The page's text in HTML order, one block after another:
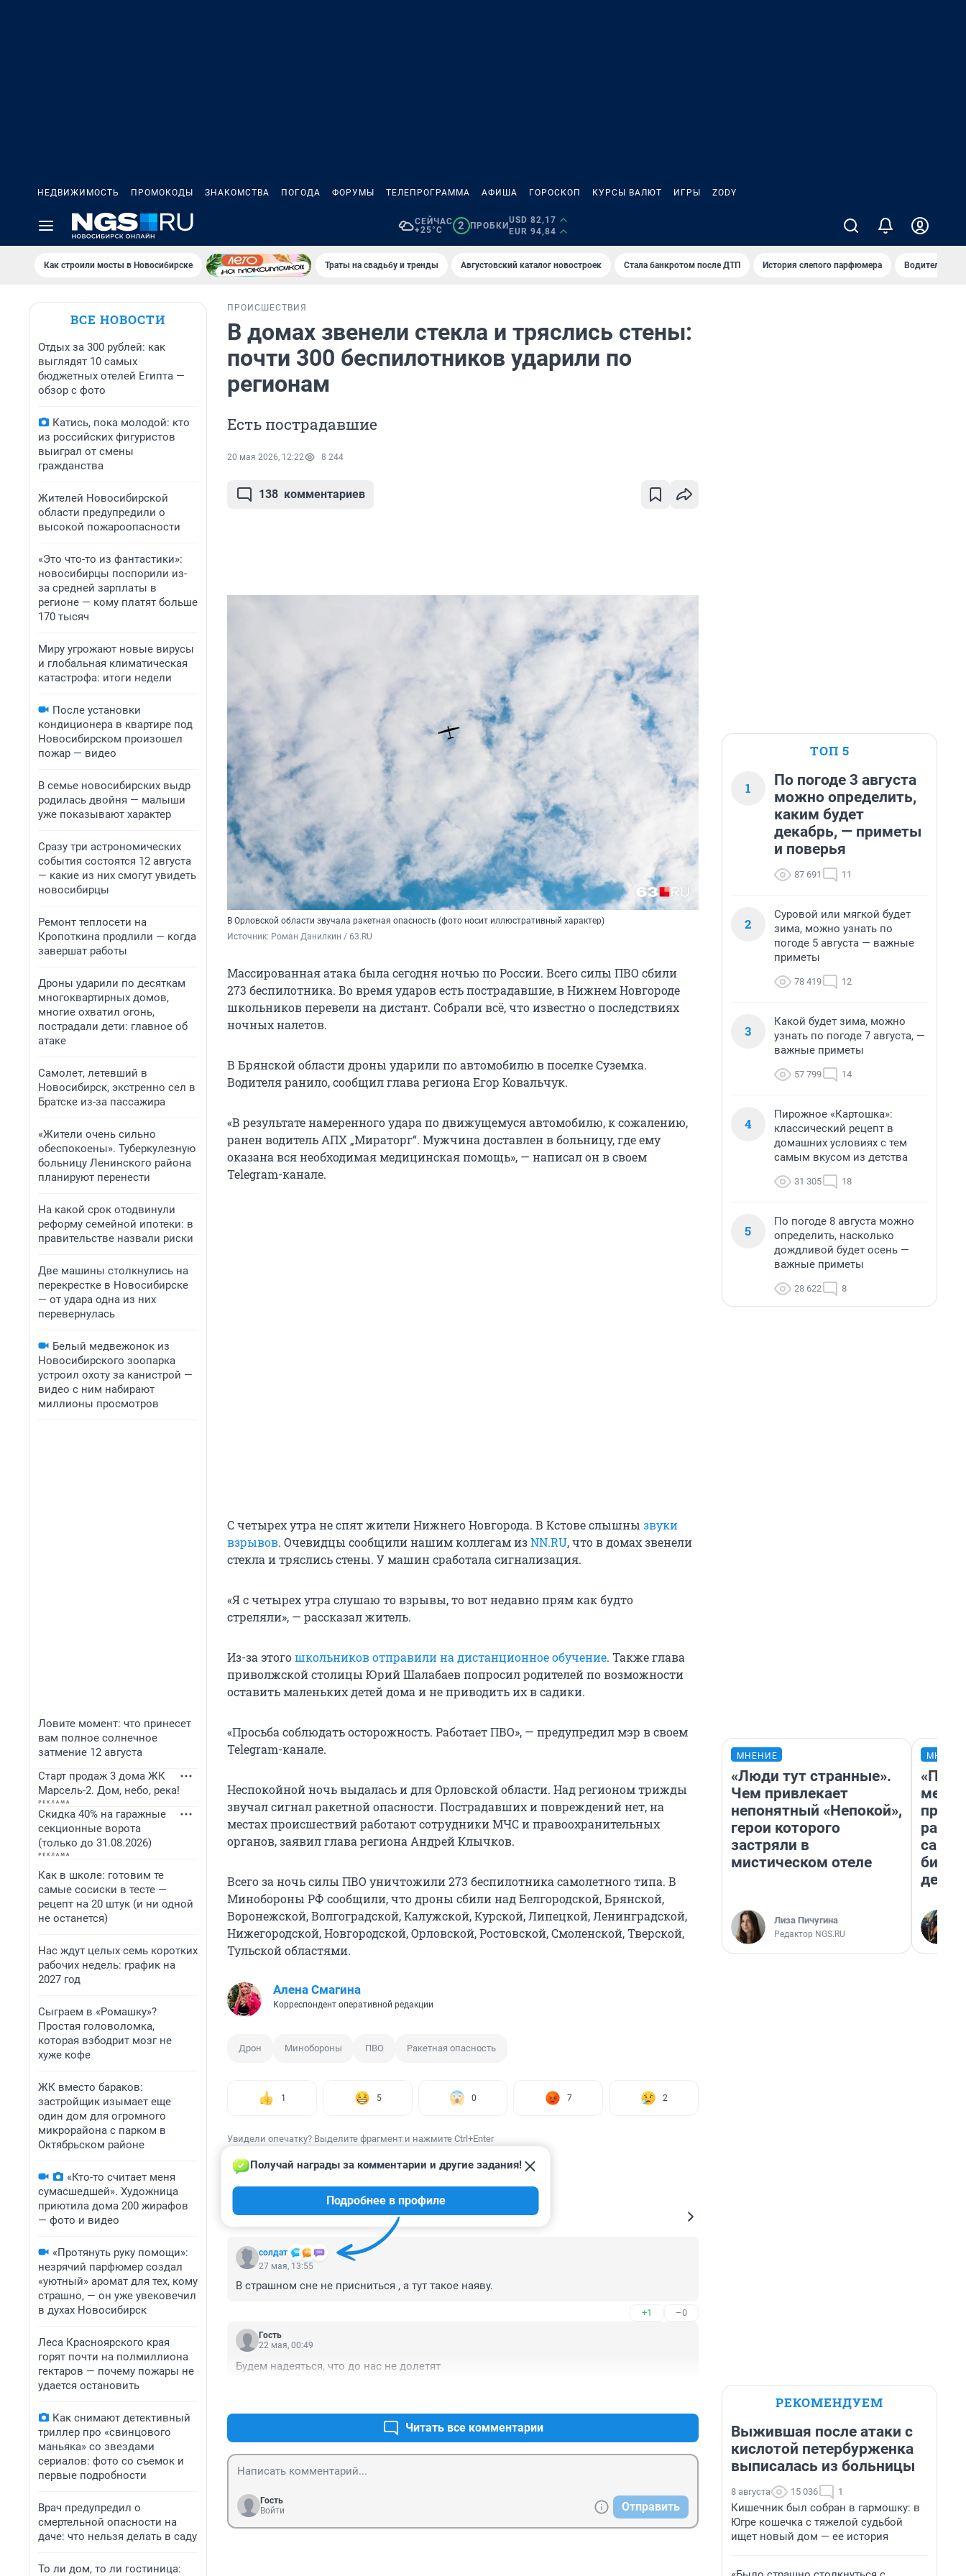
НЕДВИЖИМОСТЬ ПРОМОКОДЫ ЗНАКОМСТВА ПОГОДА ФОРУМЫ ТЕЛЕПРОГРАММА АФИША ГОРОСКОП КУРСЫ ВАЛЮТ ИГРЫ ZODY
СЕЙЧАС
+25°C
2 ПРОБКИ
USD 82,17
EUR 94,84
Как строили мосты в Новосибирске Траты на свадьбу и тренды Августовский каталог новостроек Стала банкротом после ДТП История слепого парфюмера Водители
ВСЕ НОВОСТИ
Отдых за 300 рублей: как
выглядят 10 самых
бюджетных отелей Египта —
обзор с фото
Катись, пока молодой: кто
из российских фигуристов
выиграл от смены
гражданства
Жителей Новосибирской
области предупредили о
высокой пожароопасности
«Это что-то из фантастики»:
новосибирцы поспорили из-
за средней зарплаты в
регионе — кому платят больше
170 тысяч
Миру угрожают новые вирусы
и глобальная климатическая
катастрофа: итоги недели
После установки
кондиционера в квартире под
Новосибирском произошел
пожар — видео
В семье новосибирских выдр
родилась двойня — малыши
уже показывают характер
Сразу три астрономических
события состоятся 12 августа
— какие из них смогут увидеть
новосибирцы
Ремонт теплосети на
Кропоткина продлили — когда
завершат работы
Дроны ударили по десяткам
многоквартирных домов,
многие охватил огонь,
пострадали дети: главное об
атаке
Самолет, летевший в
Новосибирск, экстренно сел в
Братске из-за пассажира
«Жители очень сильно
обеспокоены». Туберкулезную
больницу Ленинского района
планируют перенести
На какой срок отодвинули
реформу семейной ипотеки: в
правительстве назвали риски
Две машины столкнулись на
перекрестке в Новосибирске
— от удара одна из них
перевернулась
Белый медвежонок из
Новосибирского зоопарка
устроил охоту за канистрой —
видео с ним набирают
миллионы просмотров
Ловите момент: что принесет
вам полное солнечное
затмение 12 августа
Старт продаж 3 дома ЖК
Марсель-2. Дом, небо, река!
Скидка 40% на гаражные
секционные ворота
(только до 31.08.2026)
Как в школе: готовим те
самые сосиски в тесте —
рецепт на 20 штук (и ни одной
не останется)
Нас ждут целых семь коротких
рабочих недель: график на
2027 год
Сыграем в «Ромашку»?
Простая головоломка,
которая взбодрит мозг не
хуже кофе
ЖК вместо бараков:
застройщик изымает еще
один дом для огромного
микрорайона с парком в
Октябрьском районе
«Кто-то считает меня
сумасшедшей». Художница
приютила дома 200 жирафов
— фото и видео
«Протянуть руку помощи»:
незрячий парфюмер создал
«уютный» аромат для тех, кому
страшно, — он уже увековечил
в духах Новосибирск
Леса Красноярского края
горят почти на полмиллиона
гектаров — почему пожары не
удается остановить
Как снимают детективный
триллер про «свинцового
маньяка» со звездами
сериалов: фото со съемок и
первые подробности
Врач предупредил о
смертельной опасности на
даче: что нельзя делать в саду
То ли дом, то ли гостиница:
ПРОИСШЕСТВИЯ
В домах звенели стекла и тряслись стены:
почти 300 беспилотников ударили по
регионам
Есть пострадавшие
20 мая 2026, 12:22 8 244
138 комментариев
В Орловской области звучала ракетная опасность (фото носит иллюстративный характер)
Источник: Роман Данилкин / 63.RU
Массированная атака была сегодня ночью по России. Всего силы ПВО сбили
273 беспилотника. Во время ударов есть пострадавшие, в Нижнем Новгороде
школьников перевели на дистант. Собрали всё, что известно о последствиях
ночных налетов.
В Брянской области дроны ударили по автомобилю в поселке Суземка.
Водителя ранило, сообщил глава региона Егор Ковальчук.
«В результате намеренного удара по движущемуся автомобилю, к сожалению,
ранен водитель АПХ „Мираторг“. Мужчина доставлен в больницу, где ему
оказана вся необходимая медицинская помощь», — написал он в своем
Telegram-канале.
С четырех утра не спят жители Нижнего Новгорода. В Кстове слышны звуки
взрывов. Очевидцы сообщили нашим коллегам изNN.RU, что в домах звенели
стекла и тряслись стены. У машин сработала сигнализация.
«Я с четырех утра слушаю то взрывы, то вот недавно прям как будто
стреляли», — рассказал житель.
Из-за этогошкольников отправили на дистанционное обучение. Также глава
приволжской столицы Юрий Шалабаев попросил родителей по возможности
оставить маленьких детей дома и не приводить их в садики.
«Просьба соблюдать осторожность. Работает ПВО», — предупредил мэр в своем
Telegram-канале.
Неспокойной ночь выдалась и для Орловской области. Над регионом трижды
звучал сигнал ракетной опасности. Пострадавших и повреждений нет, на
местах происшествий работают сотрудники МЧС и правоохранительных
органов, заявил глава региона Андрей Клычков.
Всего за ночь силы ПВО уничтожили 273 беспилотника самолетного типа. В
Минобороны РФ сообщили, что дроны сбили над Белгородской, Брянской,
Воронежской, Волгоградской, Калужской, Курской, Липецкой, Ленинградской,
Нижегородской, Новгородской, Орловской, Ростовской, Смоленской, Тверской,
Тульской областями.
Алена Смагина
Корреспондент оперативной редакции
Дрон Минобороны ПВО Ракетная опасность
1 5 0 7 2
Увидели опечатку? Выделите фрагмент и нажмите Ctrl+Enter
КОММЕНТАРИИ 138
солдат
Получай награды за комментарии и другие задания!
Подробнее в профиле
27 мая, 13:55
В страшном сне не присниться , а тут такое наяву.
+1 –0
Гость
22 мая, 00:49
Будем надеяться, что до нас не долетят
Читать все комментарии
Гость
Войти
Отправить
ТОП 5
1
По погоде 3 августа
можно определить,
каким будет
декабрь, — приметы
и поверья
87 691 11
2
Суровой или мягкой будет
зима, можно узнать по
погоде 5 августа — важные
приметы
78 419 12
3
Какой будет зима, можно
узнать по погоде 7 августа, —
важные приметы
57 799 14
4
Пирожное «Картошка»:
классический рецепт в
домашних условиях с тем
самым вкусом из детства
31 305 18
5
По погоде 8 августа можно
определить, насколько
дождливой будет осень —
важные приметы
28 622 8
МНЕНИЕ
«Люди тут странные».
Чем привлекает
непонятный «Непокой»,
герои которого
застряли в
мистическом отеле
Лиза Пичугина
Редактор NGS.RU
РЕКОМЕНДУЕМ
Выжившая после атаки с
кислотой петербурженка
выписалась из больницы
8 августа 15 036 1
Кишечник был собран в гармошку: в
Югре кошечка с тяжелой судьбой
ищет новый дом — ее история